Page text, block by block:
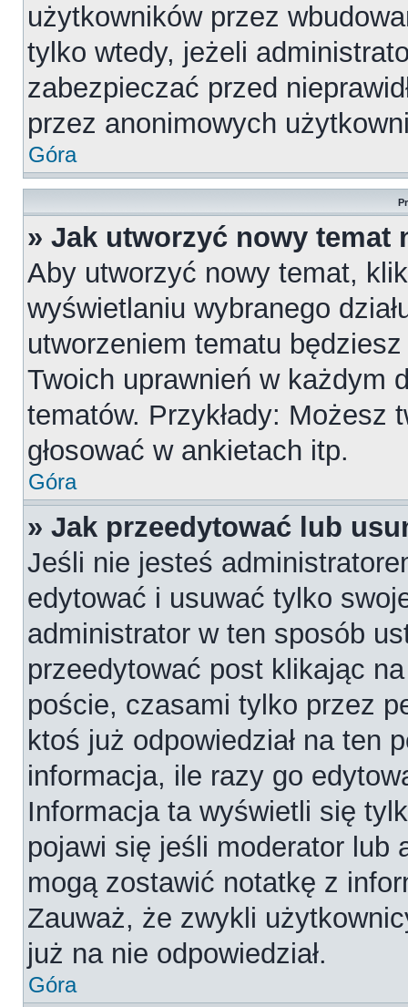
użytkowników przez
tylko wtedy, jeżeli
zabezpieczać przed
przez anonimowych
Góra
» Jak utworzyć nowy temat
Aby utworzyć nowy temat,
wyświetlaniu wybranego
utworzeniem tematu
Twoich uprawnień w każdym
tematów. Przykłady: Możesz
głosować w ankietach itp.
Góra
» Jak przeedytować lub
Jeśli nie jesteś
edytować i usuwać tylko
administrator w ten sposób
przeedytować post klikając
poście, czasami tylko przez
ktoś już odpowiedział na ten
informacja, ile razy go
Informacja ta wyświetli się
pojawi się jeśli moderator lub
mogą zostawić notatkę z
Zauważ, że zwykli
już na nie odpowiedział.
Góra